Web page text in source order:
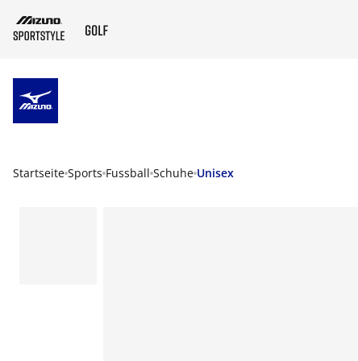
Startseite Sports Fussball Schuhe Unisex